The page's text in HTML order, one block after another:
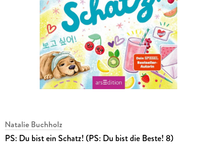
Natalie Buchholz
PS: Du bist ein Schatz! (PS: Du bist die Beste! 8)